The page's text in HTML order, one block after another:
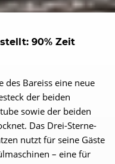
90% Zeit
Bareiss eine neue
der beiden
sowie der beiden
Das Drei-Sterne-
nutzt für seine Gäste
– eine für